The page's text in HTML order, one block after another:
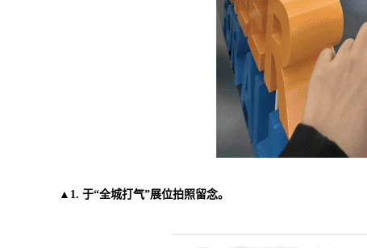
▲1. 于“全城打气”展位拍照留念。